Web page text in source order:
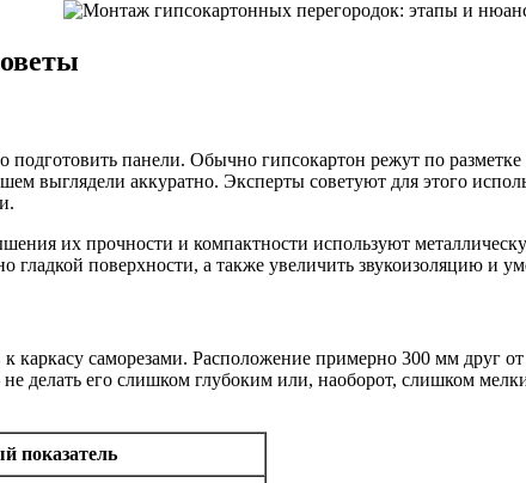
подготовить панели. Обычно гипсокартон режут по
выглядели аккуратно. Эксперты советуют для этого
их прочности и компактности используют
гладкой поверхности, а также увеличить звукоизоляцию и
саморезами. Расположение примерно 300 мм друг
делать его слишком глубоким или, наоборот, слишком
показатель